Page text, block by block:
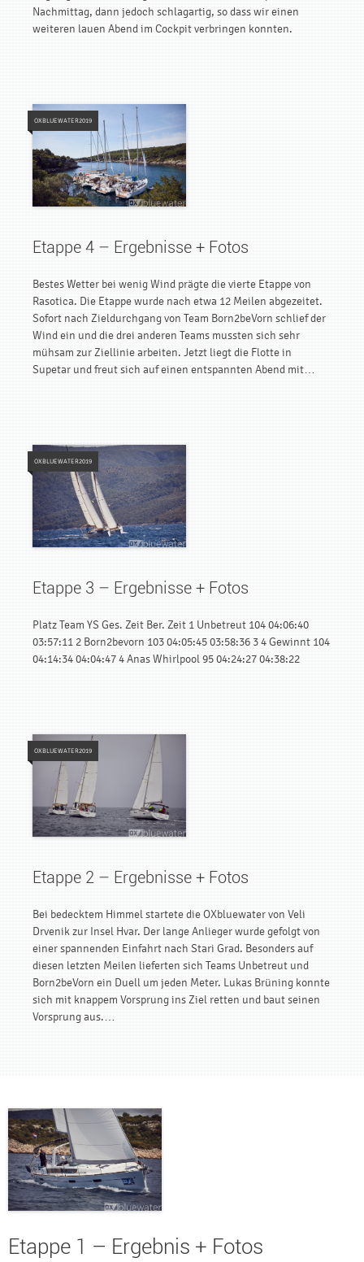
Nachmittag, dann jedoch schlagartig, so dass wir einen
weiteren lauen Abend im Cockpit verbringen konnten.
OXBLUEWATER2019
Etappe 4 – Ergebnisse + Fotos
Bestes Wetter bei wenig Wind prägte die vierte Etappe von
Rasotica. Die Etappe wurde nach etwa 12 Meilen abgezeitet.
Sofort nach Zieldurchgang von Team Born2beVorn schlief der
Wind ein und die drei anderen Teams mussten sich sehr
mühsam zur Ziellinie arbeiten. Jetzt liegt die Flotte in
Supetar und freut sich auf einen entspannten Abend mit…
OXBLUEWATER2019
Etappe 3 – Ergebnisse + Fotos
Platz Team YS Ges. Zeit Ber. Zeit 1 Unbetreut 104 04:06:40
03:57:11 2 Born2bevorn 103 04:05:45 03:58:36 3 4 Gewinnt 104
04:14:34 04:04:47 4 Anas Whirlpool 95 04:24:27 04:38:22
OXBLUEWATER2019
Etappe 2 – Ergebnisse + Fotos
Bei bedecktem Himmel startete die OXbluewater von Veli
Drvenik zur Insel Hvar. Der lange Anlieger wurde gefolgt von
einer spannenden Einfahrt nach Stari Grad. Besonders auf
diesen letzten Meilen lieferten sich Teams Unbetreut und
Born2beVorn ein Duell um jeden Meter. Lukas Brüning konnte
sich mit knappem Vorsprung ins Ziel retten und baut seinen
Vorsprung aus.…
Etappe 1 – Ergebnis + Fotos